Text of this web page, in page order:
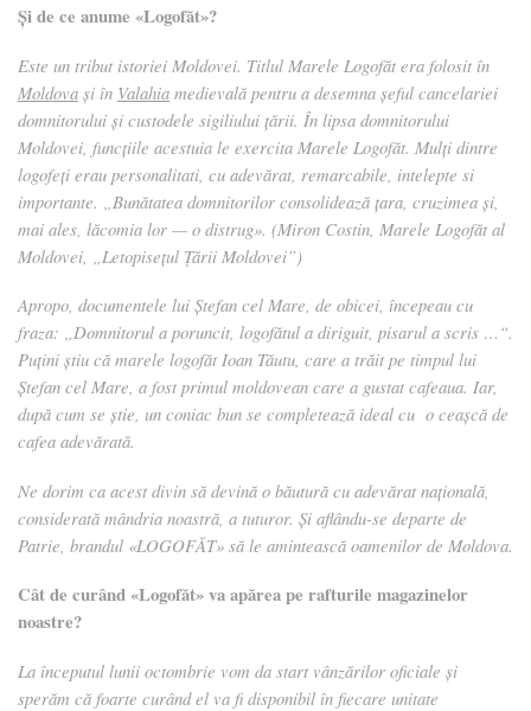
Și de ce anume «Logofăt»?
Este un tribut istoriei Moldovei. Titlul Marele Logofăt era folosit în
Moldova şi în Valahia medievală pentru a desemna şeful cancelariei
domnitorului şi custodele sigiliului ţării. În lipsa domnitorului
Moldovei, funcţiile acestuia le exercita Marele Logofăt. Mulți dintre
logofeţi erau personalitati, cu adevărat, remarcabile, intelepte si
importante. „Bunătatea domnitorilor consolidează țara, cruzimea și,
mai ales, lăcomia lor — o distrug». (Miron Costin, Marele Logofăt al
Moldovei, „Letopisețul Țării Moldovei”)
Apropo, documentele lui Ștefan cel Mare, de obicei, începeau cu
fraza: „Domnitorul a poruncit, logofătul a diriguit, pisarul a scris …“.
Puțini știu că marele logofăt Ioan Tăutu, care a trăit pe timpul lui
Ștefan cel Mare, a fost primul moldovean care a gustat cafeaua. Iar,
după cum se știe, un coniac bun se completează ideal cu o ceașcă de
cafea adevărată.
Ne dorim ca acest divin să devină o băutură cu adevărat națională,
considerată mândria noastră, a tuturor. Și aflându-se departe de
Patrie, brandul «LOGOFĂT» să le amintească oamenilor de Moldova.
Cât de curând«Logofăt» va apărea pe rafturile magazinelor
noastre?
La începutul lunii octombrie vom da start vânzărilor oficiale și
sperăm că foarte curând el va fi disponibil în fiecare unitate